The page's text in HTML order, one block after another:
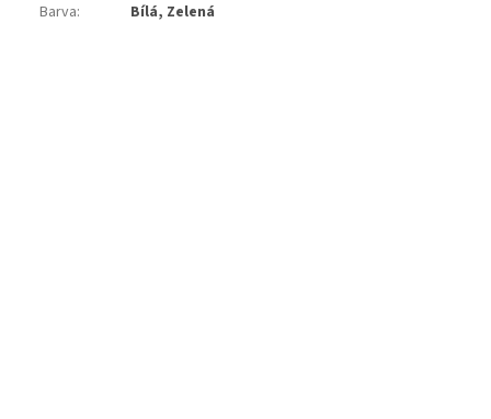
Barva: Bílá, Zelená